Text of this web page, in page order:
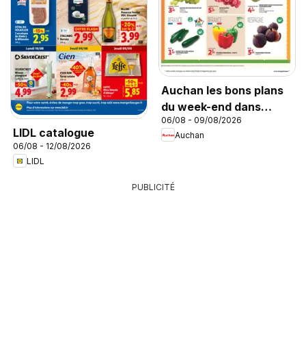
LIDL catalogue
06/08 - 12/08/2026
LIDL
Auchan les bons plans
du week-end dans
votre hyper
06/08 - 09/08/2026
Auchan
PUBLICITÉ